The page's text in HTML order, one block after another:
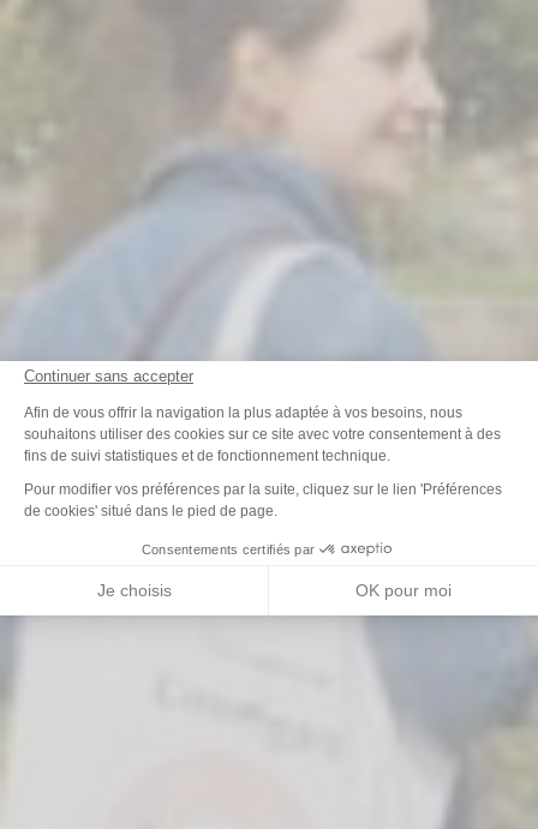
Continuer sans accepter
Plateforme de Gestion du
Afin de vous offrir la navigation la plus adaptée à vos besoins, nous
souhaitons utiliser des cookies sur ce site avec votre consentement à des
fins de suivi statistiques et de fonctionnement technique.
Pour modifier vos préférences par la suite, cliquez sur le lien 'Préférences
de cookies' situé dans le pied de page.
Consentements certifiés par
Je choisis OK pour moi
Axeptio consent